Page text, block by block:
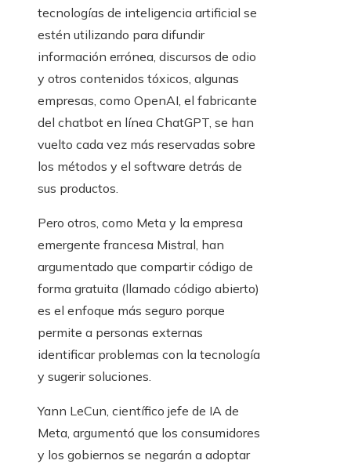
tecnologías de inteligencia artificial se
estén utilizando para difundir
información errónea, discursos de odio
y otros contenidos tóxicos, algunas
empresas, como OpenAI, el fabricante
del chatbot en línea ChatGPT, se han
vuelto cada vez más reservadas sobre
los métodos y el software detrás de
sus productos.
Pero otros, como Meta y la empresa
emergente francesa Mistral, han
argumentado que compartir código de
forma gratuita (llamado código abierto)
es el enfoque más seguro porque
permite a personas externas
identificar problemas con la tecnología
y sugerir soluciones.
Yann LeCun, científico jefe de IA de
Meta, argumentó que los consumidores
y los gobiernos se negarán a adoptar